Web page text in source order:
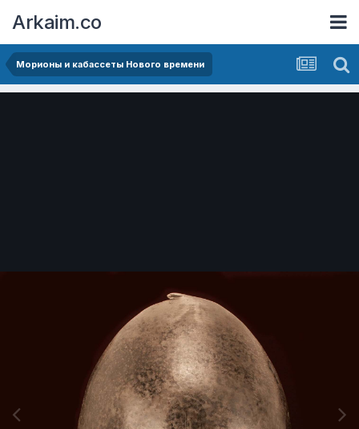
Arkaim.co
Морионы и кабассеты Нового времени